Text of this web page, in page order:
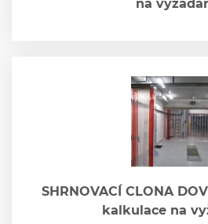
na
SHRNOVACÍ CLONA
kalkulace na